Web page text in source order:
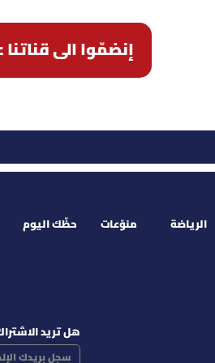
إنضمّوا الى
الرياضة منوّعات حظّك اليوم
هل تريد